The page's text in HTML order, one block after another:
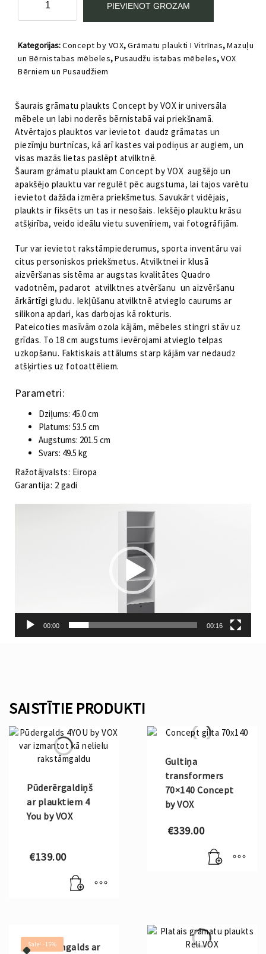
grāmatu
plaukts
by
VOX
daudzums
PIEVIENOT GROZAM
Kategorijas:Concept by VOX,Grāmatu plaukti I Vitrīnas,Mazuļu
un Bērnistabas mēbeles,Pusaudžu istabas mēbeles,VOX
Bērniem un Pusaudžiem
Šaurais grāmatu plaukts Concept by VOX ir universāla
mēbele un labi noderēs bērnistabā vai priekšnamā.
Atvērtajos plauktos var ievietot daudz grāmatas un
piezīmju burtnīcas, kā arī kastes vai podiņus ar augiem, un
visas mazās lietas paslēpt atvilktnē.
Šauram grāmatu plauktam Concept by VOX augšējo un
apakšējo plauktu var regulēt pēc augstuma, lai tajos varētu
ievietot dažāda izmēra priekšmetus. Savukārt vidējais,
plaukts ir fiksēts un tas ir nesošais. Iekšējo plauktu krāsu
atšķirība, veido ideālu vietu suvenīriem, vai fotogrāfijām.
Tur var ievietot rakstāmpiederumus, sporta inventāru vai
citus personiskos priekšmetus. Atvilktnei ir klusā
aizvēršanas sistēma ar augstas kvalitātes Quadro
vadotnēm, padarot atvilktnes atvēršanu un aizvēršanu
ārkārtīgi gludu. Iekļūšanu atvilktnē atvieglo caurums ar
silikona apdari, kas darbojas kā rokturis.
Pateicoties masīvām ozola kājām, mēbeles stingri stāv uz
grīdas. To 18 cm augstums ievērojami atvieglo telpas
uzkopšanu. Faktiskais attālums starp kājām var nedaudz
atšķirties uz fotoattēliem.
Parametri:
Dziļums: 45.0 cm
Platums: 53.5 cm
Augstums: 201.5 cm
Svars: 49.5 kg
Ražotājvalsts: Eiropa
Garantija: 2 gadi
00:00 00:16
SAISTĪTIE PRODUKTI
Pūderērgaldiņš
ar plauktiem 4
You by VOX
€139.00
Gultiņa
transformers
70×140 Concept
by VOX
€339.00
Sale! -15%
Rakstāmgalds ar